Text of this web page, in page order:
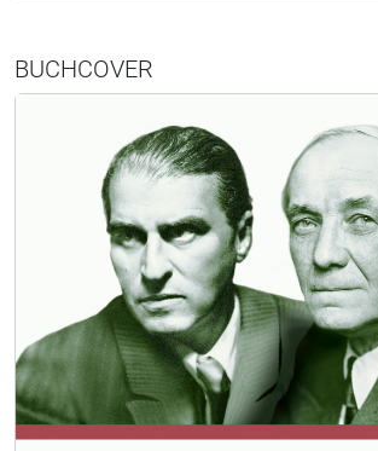
BUCHCOVER